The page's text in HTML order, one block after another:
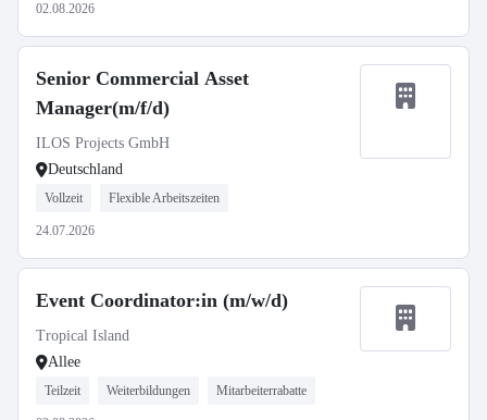
02.08.2026
Senior Commercial Asset
Manager(m/f/d)
ILOS Projects GmbH
Deutschland
Vollzeit Flexible Arbeitszeiten
24.07.2026
Event Coordinator:in (m/w/d)
Tropical Island
Allee
Teilzeit Weiterbildungen Mitarbeiterrabatte